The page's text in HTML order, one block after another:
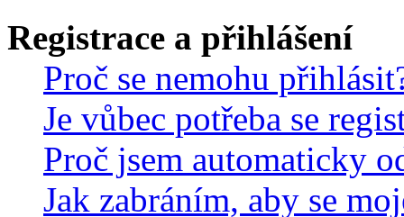
Registrace a přihlášení
Proč se nemohu
Je vůbec potřeba se
Proč jsem automaticky
Jak zabráním, aby se